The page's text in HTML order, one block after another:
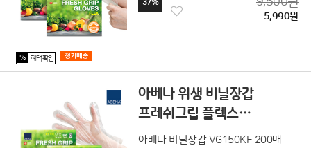
37%
5,990원
% 혜택확인
아베나 위생 비닐장갑
프레쉬그립 플렉스
200매x1팩
아베나 비닐장갑 VG150KF 200매